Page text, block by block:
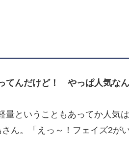
てんだけど！ やっぱ人気な
量ということもあってか人気
ん。「えっ～！フェイズ2が